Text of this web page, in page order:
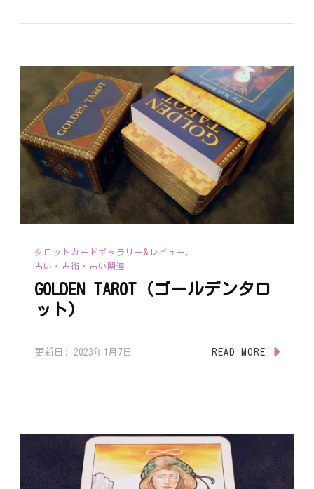
タロットカードギャラリー&レビュー
占い・占術・占い関連
GOLDEN TAROT（ゴールデンタロ
ット）
更新日: 2023年1月7日 READ MORE